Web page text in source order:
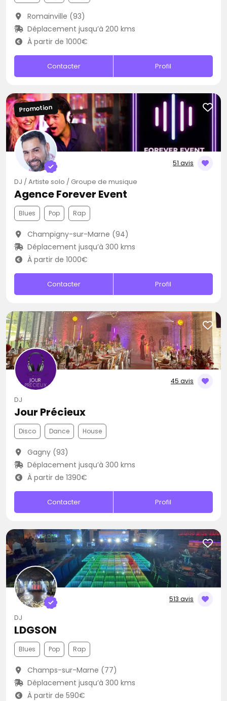
Romainville (93)
Déplacement jusqu’à 200 kms
À partir de 1000€
Contacter Profil
51 avis
Promotion
DJ / Artiste solo / Groupe de musique
Agence Forever Event
Blues Pop Rap
Champigny-sur-Marne (94)
Déplacement jusqu’à 300 kms
À partir de 1000€
Contacter Profil
45 avis
DJ
Jour Précieux
Disco Dance House
Gagny (93)
Déplacement jusqu’à 300 kms
À partir de 1390€
Contacter Profil
513 avis
DJ
LDGSON
Blues Pop Rap
Champs-sur-Marne (77)
Déplacement jusqu’à 300 kms
À partir de 590€